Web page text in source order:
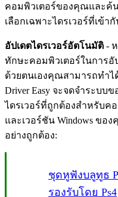
คอมพิวเตอร์ของคุณและค้
เลือกเฉพาะไดรเวอร์ที่เข้า
อัปเดตไดรเวอร์อัตโนมัติ -
ทักษะคอมพิวเตอร์ในการอั
ด้วยตนเองคุณสามารถทำ
Driver Easy จะจดจำระบ
ไดรเวอร์ที่ถูกต้องสำหรับ
และเวอร์ชัน Windows ข
อย่างถูกต้อง:
ชุดหูฟังบลูทูธ
รองรับโดย Ps4